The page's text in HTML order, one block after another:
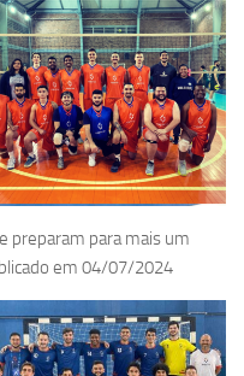
preparam para mais um
em 04/07/2024